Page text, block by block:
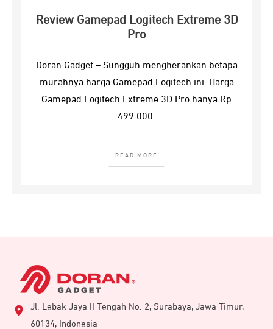
Review Gamepad Logitech Extreme 3D
Pro
Doran Gadget – Sungguh mengherankan betapa
murahnya harga Gamepad Logitech ini. Harga
Gamepad Logitech Extreme 3D Pro hanya Rp
499.000.
READ MORE
Jl. Lebak Jaya II Tengah No. 2, Surabaya, Jawa Timur,
60134, Indonesia